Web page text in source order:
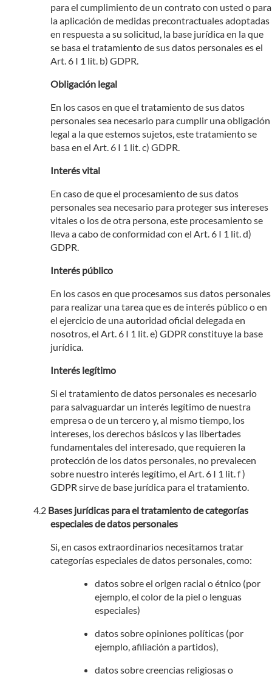
para el cumplimiento de un contrato con usted o para
la aplicación de medidas precontractuales adoptadas
en respuesta a su solicitud, la base jurídica en la que
se basa el tratamiento de sus datos personales es el
Art. 6 I 1 lit. b) GDPR.
Obligación legal
En los casos en que el tratamiento de sus datos
personales sea necesario para cumplir una obligación
legal a la que estemos sujetos, este tratamiento se
basa en el Art. 6 I 1 lit. c) GDPR.
Interés vital
En caso de que el procesamiento de sus datos
personales sea necesario para proteger sus intereses
vitales o los de otra persona, este procesamiento se
lleva a cabo de conformidad con el Art. 6 I 1 lit. d)
GDPR.
Interés público
En los casos en que procesamos sus datos personales
para realizar una tarea que es de interés público o en
el ejercicio de una autoridad oficial delegada en
nosotros, el Art. 6 I 1 lit. e) GDPR constituye la base
jurídica.
Interés legítimo
Si el tratamiento de datos personales es necesario
para salvaguardar un interés legítimo de nuestra
empresa o de un tercero y, al mismo tiempo, los
intereses, los derechos básicos y las libertades
fundamentales del interesado, que requieren la
protección de los datos personales, no prevalecen
sobre nuestro interés legítimo, el Art. 6 I 1 lit. f )
GDPR sirve de base jurídica para el tratamiento.
Bases jurídicas para el tratamiento de categorías
especiales de datos personales
Si, en casos extraordinarios necesitamos tratar
categorías especiales de datos personales, como:
datos sobre el origen racial o étnico (por
ejemplo, el color de la piel o lenguas
especiales)
datos sobre opiniones políticas (por
ejemplo, afiliación a partidos),
datos sobre creencias religiosas o